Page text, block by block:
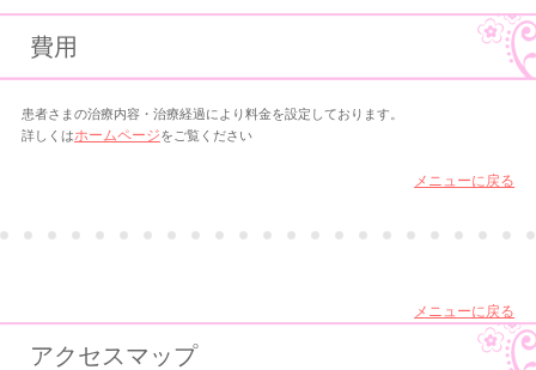
費用
患者さまの治療内容・治療経過により料金を設定しております。
詳しくはホームページをご覧ください
メニューに戻る
メニューに戻る
アクセスマップ